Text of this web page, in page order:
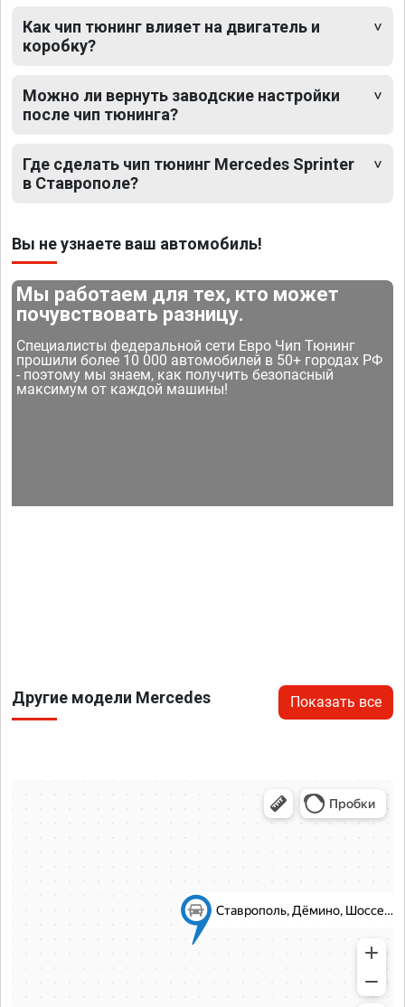
Как чип тюнинг влияет на двигатель и
коробку?
Можно ли вернуть заводские настройки
после чип тюнинга?
Где сделать чип тюнинг Mercedes Sprinter
в Ставрополе?
Вы не узнаете ваш автомобиль!
Мы работаем для тех, кто может
почувствовать разницу.
Специалисты федеральной сети Евро Чип Тюнинг
прошили более 10 000 автомобилей в 50+ городах РФ
- поэтому мы знаем, как получить безопасный
максимум от каждой машины!
Другие модели Mercedes Показать все